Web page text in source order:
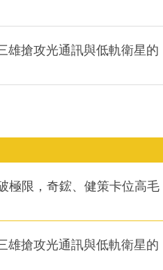
雄搶攻光通訊與低軌衛星的
極限，奇鋐、健策卡位高毛
雄搶攻光通訊與低軌衛星的